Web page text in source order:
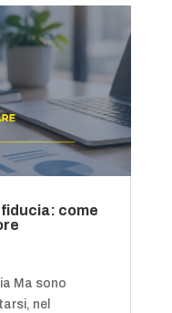
come
Ma sono
nel